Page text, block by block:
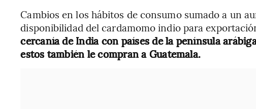
Cambios en los hábitos de consumo sumado a un
disponibilidad del cardamomo indio para
cercanía de India con países de la península
estos también le compran a Guatemala.